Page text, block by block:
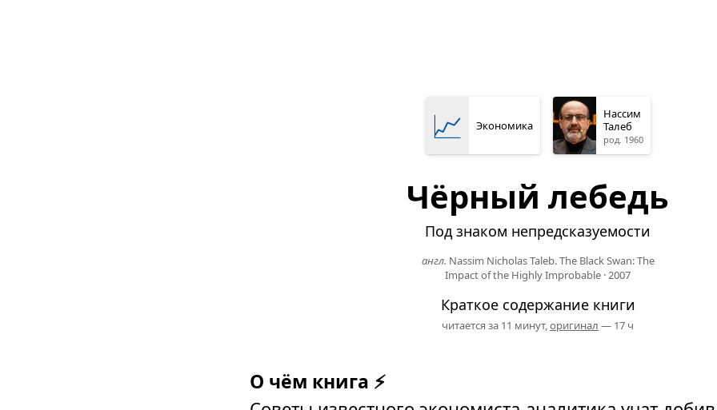
📈 Экономика
Нассим
Талеб
род. 1960
Чёрный лебедь
Под знаком непредсказуемости
англ. Nassim Nicholas Taleb. The Black Swan: The
Impact of the Highly Improbable ·2007
Краткое содержание книги
читается за 11 минут,оригинал — 17 ч
О чём книга ⚡